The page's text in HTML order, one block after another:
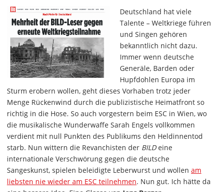
Deutschland hat viele
Talente – Weltkriege führen
und Singen gehören
bekanntlich nicht dazu.
Immer wenn deutsche
Generäle, Barden oder
Hupfdohlen Europa im
Sturm erobern wollen, geht dieses Vorhaben trotz jeder
Menge Rückenwind durch die publizistische Heimatfront so
richtig in die Hose. So auch vorgestern beim ESC in Wien, wo
die musikalische Wunderwaffe Sarah Engels vollkommen
verdient mit null Punkten des Publikums den Heldinnentod
starb. Nun wittern die Revanchisten der BILDeine
internationale Verschwörung gegen die deutsche
Sangeskunst, spielen beleidigte Leberwurst und wollen am
liebsten nie wieder am ESC teilnehmen. Nun gut. Ich hätte da